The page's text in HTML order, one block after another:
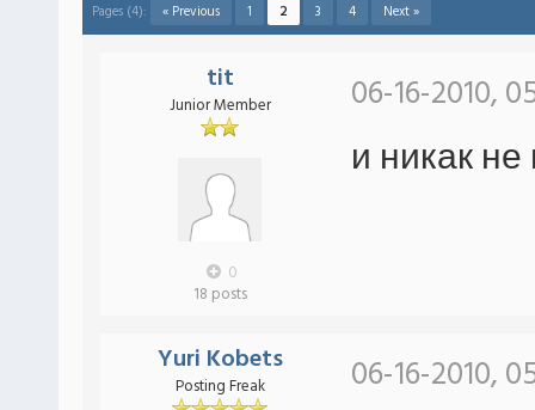
Pages (4): « Previous 1 2 3 4 Next »
tit
Junior Member
0
18 posts
06-16-2010,
и никак
Yuri Kobets
Posting Freak 06-16-2010,